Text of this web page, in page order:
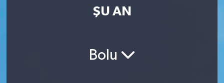
ŞU AN
Bolu
Son Dakika Haberleri